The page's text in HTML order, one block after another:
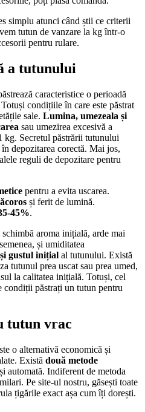
simplu atunci când știi ce criterii
tutun de vanzare la kg într-o
pentru rulare.
a tutunului
caracteristice o perioadă
condițiile în care este păstrat
sale. Lumina, umezeala și
sau umezirea excesivă a
kg. Secretul păstrării tutunului
depozitarea corectă. Mai jos,
reguli de depozitare pentru
pentru a evita uscarea.
și ferit de lumină.
45%.
aroma inițială, arde mai
și umiditatea
gustul inițial al tutunului. Există
tutunul prea uscat sau prea umed,
la calitatea inițială. Totuși, cel
condiții păstrați un tutun pentru
tutun vrac
o alternativă economică și
Există două metode
automată. Indiferent de metoda
Pe site-ul nostru, găsești toate
țigările exact așa cum îți dorești.